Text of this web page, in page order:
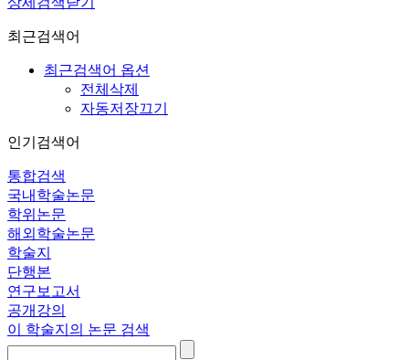
최근검색어
최근검색어 옵션
전체삭제
자동저장끄기
인기검색어
통합검색
국내학술논문
학위논문
해외학술논문
학술지
단행본
연구보고서
공개강의
이 학술지의 논문 검색